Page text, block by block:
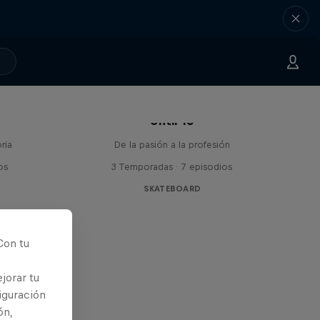
Until 18
De la pasión a la profesión
3 Temporadas · 7 episodios
SKATEBOARD
tu
tu